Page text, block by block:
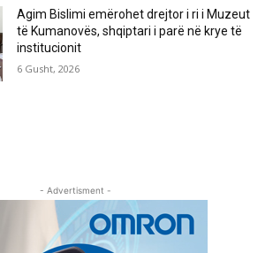
Agim Bislimi emërohet drejtor i ri i Muzeut
të Kumanovës, shqiptari i parë në krye të
institucionit
6 Gusht, 2026
- Advertisment -